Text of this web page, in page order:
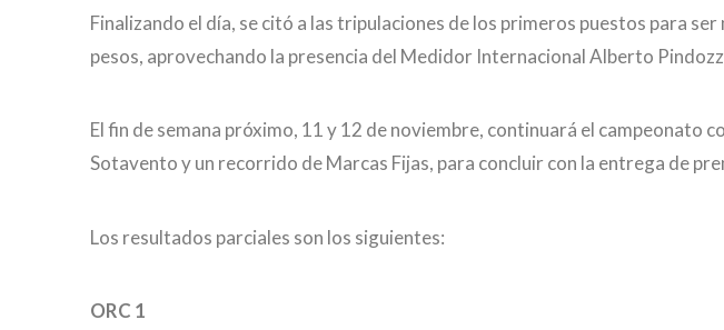
Finalizando el día, se citó a las tripulaciones de los primeros puestos para
pesos, aprovechando la presencia del Medidor Internacional Alberto
El fin de semana próximo, 11 y 12 de noviembre, continuará el campeonato
Sotavento y un recorrido de Marcas Fijas, para concluir con la entrega de
Los resultados parciales son los siguientes:
ORC 1